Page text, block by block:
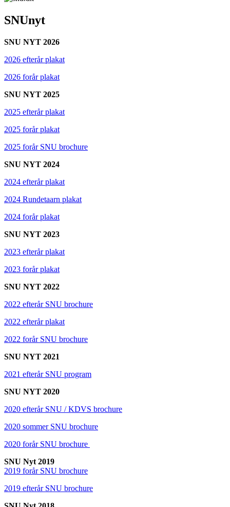
SNUnyt
SNU NYT 2026
2026 efterår plakat
2026 forår plakat
SNU NYT 2025
2025 efterår plakat
2025 forår plakat
2025 forår SNU brochure
SNU NYT 2024
2024 efterår plakat
2024 Rundetaarn plakat
2024 forår plakat
SNU NYT 2023
2023 efterår plakat
2023 forår plakat
SNU NYT 2022
2022 efterår SNU brochure
2022 efterår plakat
2022 forår SNU brochure
SNU NYT 2021
2021 efterår SNU program
SNU NYT 2020
2020 efterår SNU / KDVS brochure
2020 sommer SNU brochure
2020 forår SNU brochure
SNU Nyt 2019
2019 forår SNU brochure
2019 efterår SNU brochure